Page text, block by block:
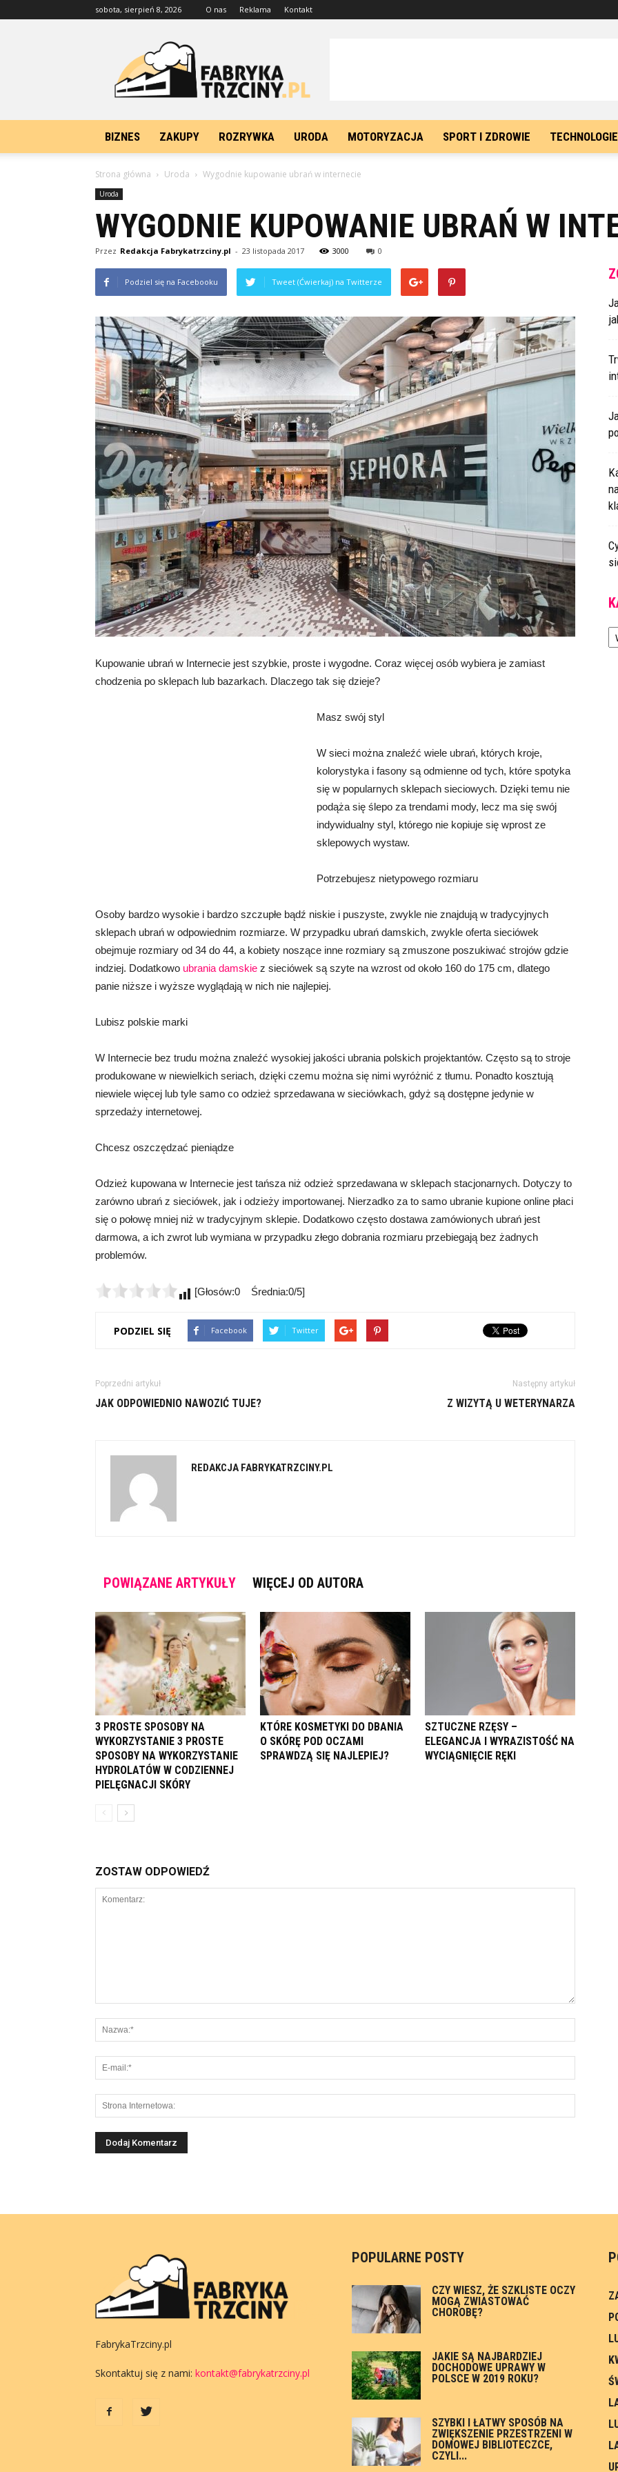
sobota, sierpień 8, 2026 O nas Reklama Kontakt
FabrykaTrzciny.pl
BIZNES ZAKUPY ROZRYWKA URODA MOTORYZACJA SPORT I ZDROWIE TECHNOLOGIE
Strona główna Uroda Wygodnie kupowanie ubrań w internecie
Uroda
WYGODNIE KUPOWANIE UBRAŃ W
Przez Redakcja Fabrykatrzciny.pl - 23 listopada 2017 3000 0
Podziel się na Facebooku Tweet (Ćwierkaj) na Twitterze
Kupowanie ubrań w Internecie jest szybkie, proste i wygodne. Coraz więcej osób wybiera je zamiast
chodzenia po sklepach lub bazarkach. Dlaczego tak się dzieje?
Masz swój styl
W sieci można znaleźć wiele ubrań, których kroje,
kolorystyka i fasony są odmienne od tych, które spotyka
się w popularnych sklepach sieciowych. Dzięki temu nie
podąża się ślepo za trendami mody, lecz ma się swój
indywidualny styl, którego nie kopiuje się wprost ze
sklepowych wystaw.
Potrzebujesz nietypowego rozmiaru
Osoby bardzo wysokie i bardzo szczupłe bądź niskie i puszyste, zwykle nie znajdują w tradycyjnych
sklepach ubrań w odpowiednim rozmiarze. W przypadku ubrań damskich, zwykle oferta sieciówek
obejmuje rozmiary od 34 do 44, a kobiety noszące inne rozmiary są zmuszone poszukiwać strojów gdzie
indziej. Dodatkowo ubrania damskie z sieciówek są szyte na wzrost od około 160 do 175 cm, dlatego
panie niższe i wyższe wyglądają w nich nie najlepiej.
Lubisz polskie marki
W Internecie bez trudu można znaleźć wysokiej jakości ubrania polskich projektantów. Często są to stroje
produkowane w niewielkich seriach, dzięki czemu można się nimi wyróżnić z tłumu. Ponadto kosztują
niewiele więcej lub tyle samo co odzież sprzedawana w sieciówkach, gdyż są dostępne jedynie w
sprzedaży internetowej.
Chcesz oszczędzać pieniądze
Odzież kupowana w Internecie jest tańsza niż odzież sprzedawana w sklepach stacjonarnych. Dotyczy to
zarówno ubrań z sieciówek, jak i odzieży importowanej. Nierzadko za to samo ubranie kupione online płaci
się o połowę mniej niż w tradycyjnym sklepie. Dodatkowo często dostawa zamówionych ubrań jest
darmowa, a ich zwrot lub wymiana w przypadku złego dobrania rozmiaru przebiegają bez żadnych
problemów.
[Głosów:0 Średnia:0/5]
PODZIEL SIĘ Facebook Twitter
Poprzedni artykuł
JAK ODPOWIEDNIO NAWOZIĆ TUJE?
Następny artykuł
Z WIZYTĄ U WETERYNARZA
REDAKCJA FABRYKATRZCINY.PL
POWIĄZANE ARTYKUŁY WIĘCEJ OD AUTORA
3 PROSTE SPOSOBY NA
WYKORZYSTANIE 3 PROSTE
SPOSOBY NA WYKORZYSTANIE
HYDROLATÓW W CODZIENNEJ
PIELĘGNACJI SKÓRY
KTÓRE KOSMETYKI DO DBANIA
O SKÓRĘ POD OCZAMI
SPRAWDZĄ SIĘ NAJLEPIEJ?
SZTUCZNE RZĘSY –
ELEGANCJA I WYRAZISTOŚĆ NA
WYCIĄGNIĘCIE RĘKI
ZOSTAW ODPOWIEDŹ
FabrykaTrzciny.pl
Skontaktuj się z nami: kontakt@fabrykatrzciny.pl
POPULARNE POSTY
CZY WIESZ, ŻE SZKLISTE OCZY
MOGĄ ZWIASTOWAĆ
CHOROBĘ?
JAKIE SĄ NAJBARDZIEJ
DOCHODOWE UPRAWY W
POLSCE W 2019 ROKU?
SZYBKI I ŁATWY SPOSÓB NA
ZWIĘKSZENIE PRZESTRZENI W
DOMOWEJ BIBLIOTECZCE,
CZYLI...